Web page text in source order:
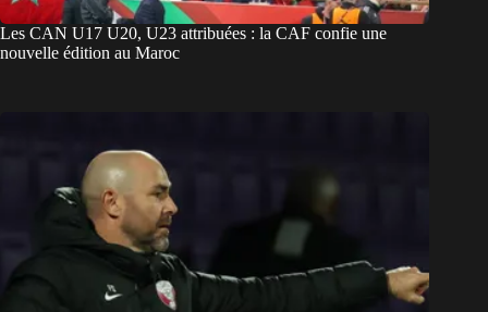
Les CAN U17 U20, U23 attribuées : la CAF confie une
nouvelle édition au Maroc